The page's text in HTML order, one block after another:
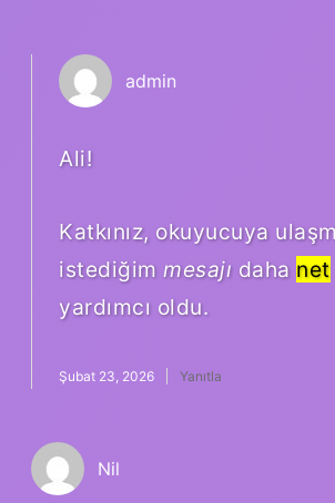
admin
Ali!
Katkınız, okuyucuya
istediğim mesajı daha net
yardımcı oldu.
Şubat 23, 2026 Yanıtla
Nil